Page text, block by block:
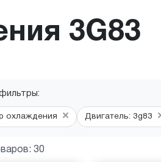
3G83
охлаждения × Двигатель: 3g83
30